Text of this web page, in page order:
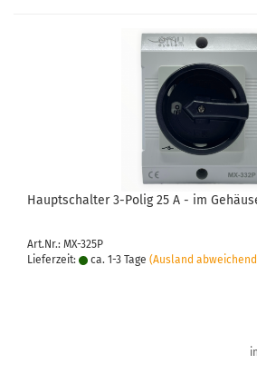
Haupt­schal­ter 3-​Polig 25 A - im
Art.Nr.: MX-325P
Lieferzeit:
ca. 1-3 Tage (Ausland